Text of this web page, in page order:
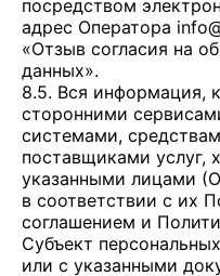
посредством
адрес Оператора
«Отзыв согласия на
данных».
8.5. Вся информация,
сторонними
системами,
поставщиками услуг,
указанными лицами
в соответствии с их
соглашением и
Субъект
или с указанными